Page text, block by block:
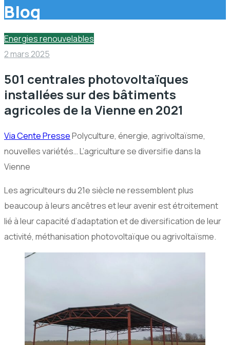
Blog
Energies renouvelables
2 mars 2025
501 centrales photovoltaïques
installées sur des bâtiments
agricoles de la Vienne en 2021
Via Cente PressePolyculture, énergie, agrivoltaïsme,
nouvelles variétés… L’agriculture se diversifie dans la
Vienne
Les agriculteurs du 21e siècle ne ressemblent plus
beaucoup à leurs ancêtres et leur avenir est étroitement
lié à leur capacité d’adaptation et de diversification de leur
activité, méthanisation photovoltaïque ou agrivoltaïsme.